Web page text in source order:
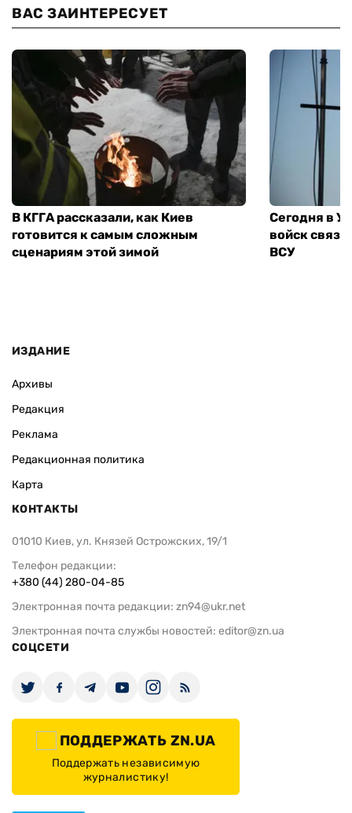
ВАС ЗАИНТЕРЕСУЕТ
В КГГА рассказали, как Киев
готовится к самым сложным
сценариям этой зимой
Сегодня в
войск
ВСУ
ИЗДАНИЕ
Архивы
Редакция
Реклама
Редакционная политика
Карта
КОНТАКТЫ
01010 Киев, ул. Князей Острожских, 19/1
Телефон редакции:
+380 (44) 280-04-85
Электронная почта редакции: zn94@ukr.net
Электронная почта службы новостей: editor@zn.ua
СОЦСЕТИ
ПОДДЕРЖАТЬ ZN.UA
Поддержать независимую
журналистику!